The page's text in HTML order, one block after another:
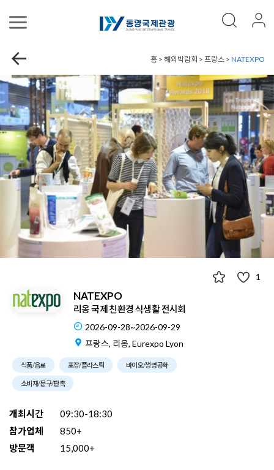
홈 > 해외박람회 > 프랑스 > NATEXPO
1
NATEXPO
리옹 국제 친환경 식생활 전시회
2026-09-28~2026-09-29
프랑스, 리옹, Eurexpo Lyon
식품/음료 포장/플라스틱 바이오/생명공학
소비재/문구/판촉
개최시간
09:30-18:30
참가업체
850+
방문객
15,000+